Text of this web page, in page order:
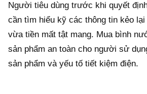
Người tiêu dùng trước khi quyết
cần tìm hiểu kỹ các thông tin kẻo
vừa tiền mất tật mang. Mua bình
sản phẩm an toàn cho người sử
sản phẩm và yếu tố tiết kiệm điện.